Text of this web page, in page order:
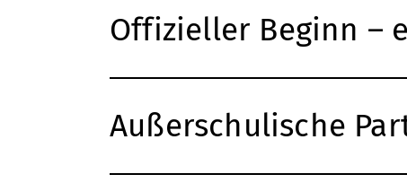
Offizieller Beginn –
Außerschulische